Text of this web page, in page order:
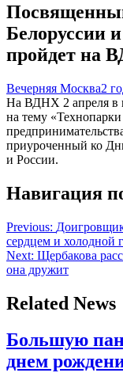
Белоруссии
пройдет на
Вечерняя Москва2
На ВДНХ 2 апреля в
на тему
приуроченный ко
и России.
Навигация
Previous:
сердцем и холодной
Next: Щербакова
она дружит
Related News
Большую
днем